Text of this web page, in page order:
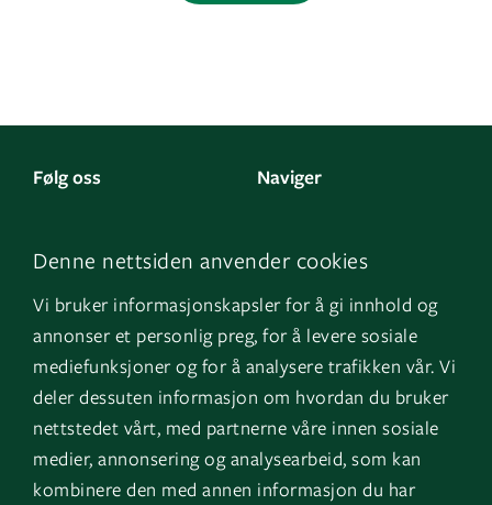
Denne nettsiden anvender cookies
Vi bruker informasjonskapsler for å gi innhold og
annonser et personlig preg, for å levere sosiale
mediefunksjoner og for å analysere trafikken vår. Vi
deler dessuten informasjon om hvordan du bruker
nettstedet vårt, med partnerne våre innen sosiale
medier, annonsering og analysearbeid, som kan
kombinere den med annen informasjon du har
Følg oss
Facebook
Instagram
YouTube
Naviger
Om oss
GK Sverige
GK Danmark
Snarveier
Fakturainformasjon
Logg inn
Mine bygg